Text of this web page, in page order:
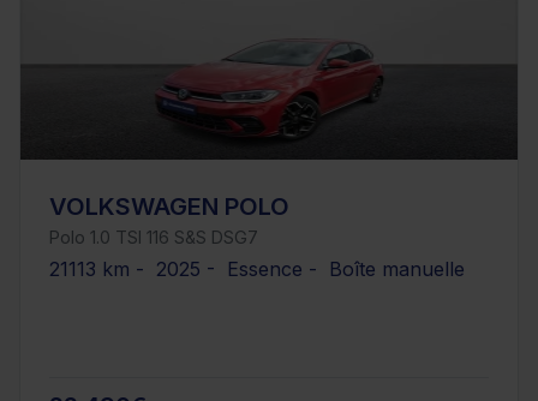
VOLKSWAGEN POLO
Polo 1.0 TSI 116 S&S DSG7
21113 km - 2025 - Essence - Boîte manuelle